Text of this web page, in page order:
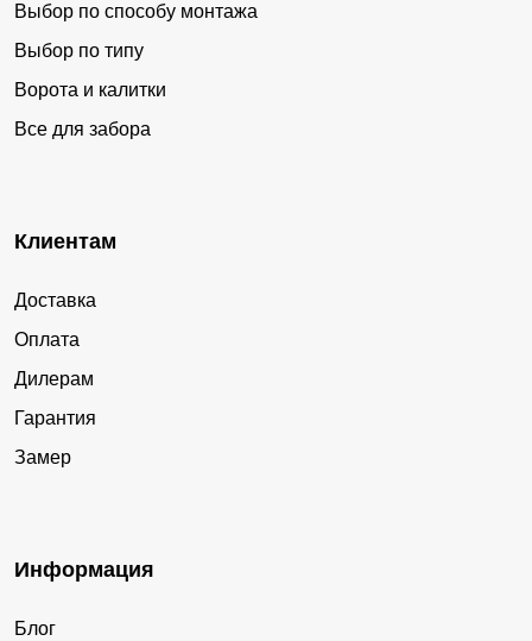
Выбор по способу монтажа
Выбор по типу
Ворота и калитки
Все для забора
Клиентам
Доставка
Оплата
Дилерам
Гарантия
Замер
Информация
Блог